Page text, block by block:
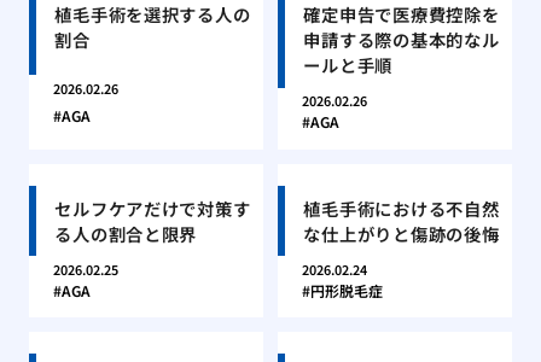
植毛手術を選択する人の
割合
2026.02.26
AGA
確定申告で医療費控除を
申請する際の基本的なル
ールと手順
2026.02.26
AGA
セルフケアだけで対策す
る人の割合と限界
2026.02.25
AGA
植毛手術における不自然
な仕上がりと傷跡の後悔
2026.02.24
円形脱毛症